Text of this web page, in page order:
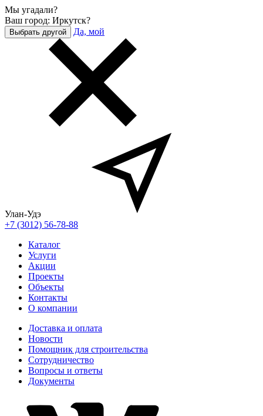
Мы угадали?
Ваш город: Иркутск?
Выбрать другой Да, мой
Улан-Удэ
+7 (3012) 56-78-88
Каталог
Услуги
Акции
Проекты
Объекты
Контакты
О компании
Доставка и оплата
Новости
Помощник для строительства
Сотрудничество
Вопросы и ответы
Документы